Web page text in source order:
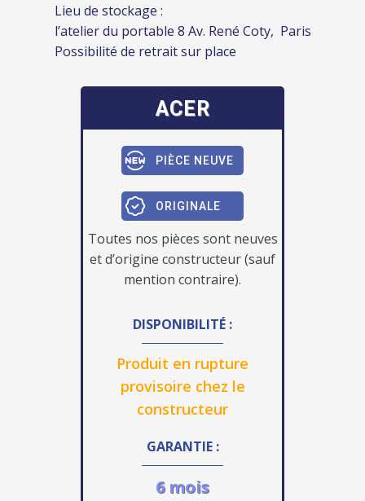
Lieu de stockage :
l’atelier du portable 8 Av. René Coty, Paris
Possibilité de retrait sur place
ACER
PIÈCE NEUVE
ORIGINALE
Toutes nos pièces sont neuves
et d’origine constructeur (sauf
mention contraire).
DISPONIBILITÉ :
Produit en rupture
provisoire chez le
constructeur
GARANTIE :
6 mois